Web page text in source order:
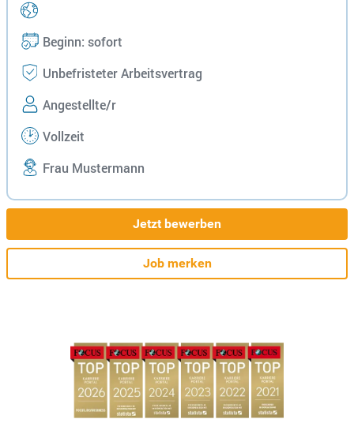
Beginn: sofort
Unbefristeter Arbeitsvertrag
Angestellte/r
Vollzeit
Frau Mustermann
Jetzt bewerben
Job merken